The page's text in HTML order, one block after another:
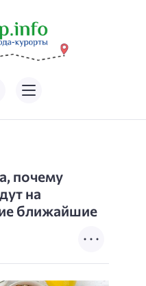
почему
на
ближайшие